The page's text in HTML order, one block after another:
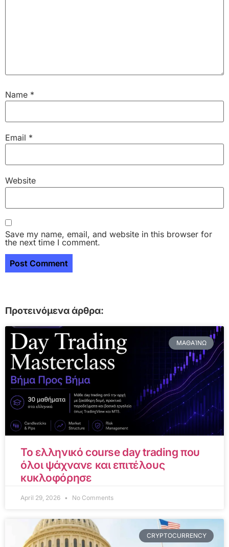
Name *
Email *
Website
Save my name, email, and website in this browser for
the next time I comment.
Προτεινόμενα άρθρα:
ΜΑΘΑΊΝΩ
Το ελληνικό course day trading που
όλοι ψάχνανε και επιτέλους
κυκλοφόρησε
April 29, 2026 No Comments
CRYPTOCURRENCY